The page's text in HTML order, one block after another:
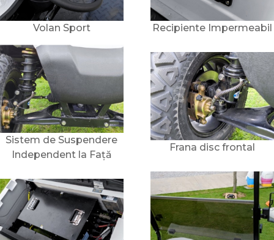
Volan Sport Recipiente Impermeabil
Sistem de Suspendere
Independent la Față
Frana disc frontal